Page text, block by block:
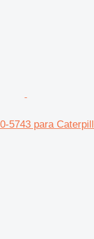
5743 para